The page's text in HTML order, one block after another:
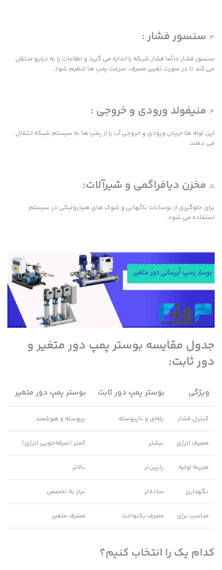
سنسور فشار :
سنسور فشار دائما فشار شبکه را اندازه می گیرد و اطلاعات را به درایو منتقل
می کند تا در صورت تغییر مصرف، سرعت پمپ ها تنظیم شود.
منیفولد ورودی و خروجی :
این لوله ها جریان ورودی و خروجی آب را از پمپ ها به سیستم شبکه انتقال
می دهند.
مخزن دیافراگمی و شیرآلات:
برای جلوگیری از نوسانات ناگهانی و شوک های هیدرولیکی در سیستم
استفاده می شود.
جدول مقایسه بوستر پمپ دور متغیر و
دور ثابت:
ویژگی بوستر پمپ دور ثابت بوستر پمپ دور متغیر
کنترل فشار پله‌ای و ناپیوسته پیوسته و هوشمند
مصرف انرژی بیشتر کمتر (صرفه‌جویی انرژی)
هزینه اولیه پایین‌تر بالاتر
نگهداری ساده‌تر نیاز به تخصص
مناسب برای مصرف یکنواخت مصرف متغیر
کدام یک را انتخاب کنیم؟